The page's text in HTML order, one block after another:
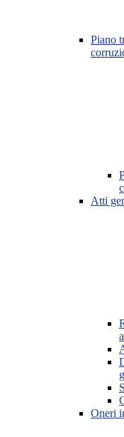
Piano
Atti
Oneri